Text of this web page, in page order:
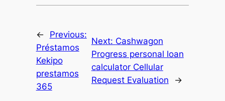
←
Previous:
Préstamos
Kekipo
prestamos
365
Next: Cashwagon
Progress personal loan
calculator Cellular
Request Evaluation
→